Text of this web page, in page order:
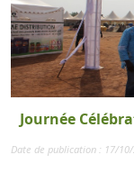
Journée
Date de publication : 17/